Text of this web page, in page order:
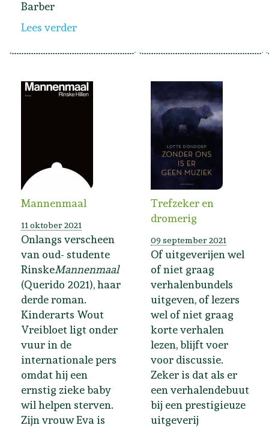
Barber
Lees verder
Mannenmaal
11 oktober 2021
Onlangs verscheen
van oud- studente
RinskeMannenmaal
(Querido 2021), haar
derde roman.
Kinderarts Wout
Vreibloet ligt onder
vuur in de
internationale pers
omdat hij een
ernstig zieke baby
wil helpen sterven.
Zijn vrouw Eva is
Trefzeker en
dromerig
09 september 2021
Of uitgeverijen wel
of niet graag
verhalenbundels
uitgeven, of lezers
wel of niet graag
korte verhalen
lezen, blijft voer
voor discussie.
Zeker is dat als er
een verhalendebuut
bij een prestigieuze
uitgeverij